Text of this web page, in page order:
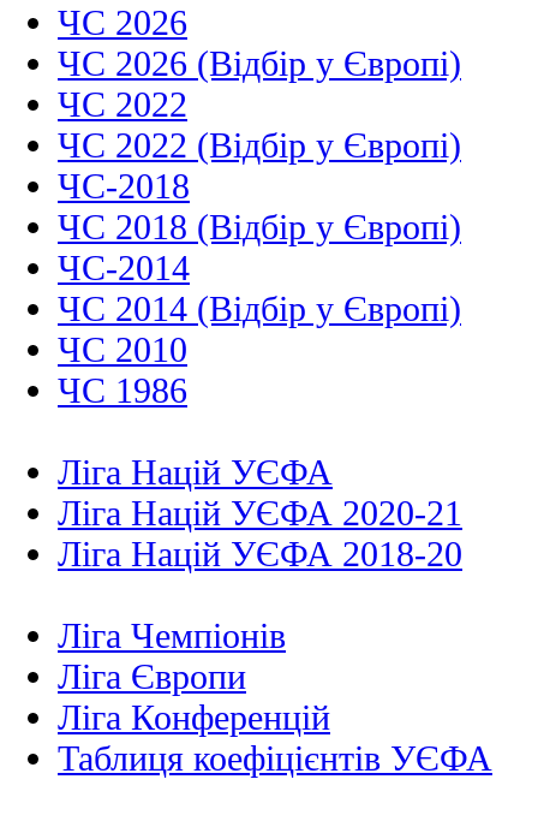
ЧС 2026
ЧС 2026 (Відбір у Європі)
ЧС 2022
ЧС 2022 (Відбір у Європі)
ЧС-2018
ЧС 2018 (Відбір у Європі)
ЧС-2014
ЧС 2014 (Відбір у Європі)
ЧС 2010
ЧС 1986
Ліга Націй УЄФА
Ліга Націй УЄФА 2020-21
Ліга Націй УЄФА 2018-20
Ліга Чемпіонів
Ліга Європи
Ліга Конференцій
Таблиця коефіцієнтів УЄФА